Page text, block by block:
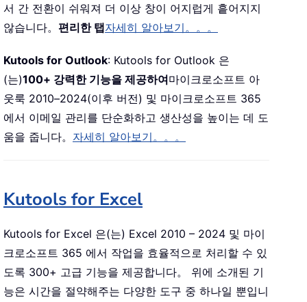
서 간 전환이 쉬워져 더 이상 창이 어지럽게 흩어지지
않습니다。 편리한 탭자세히 알아보기。。。
Kutools for Outlook: Kutools for Outlook 은
(는)100+ 강력한 기능을 제공하여마이크로소프트 아
웃룩 2010–2024(이후 버전) 및 마이크로소프트 365
에서 이메일 관리를 단순화하고 생산성을 높이는 데 도
움을 줍니다。 자세히 알아보기。。。
Kutools for Excel
Kutools for Excel 은(는) Excel 2010 – 2024 및 마이
크로소프트 365 에서 작업을 효율적으로 처리할 수 있
도록 300+ 고급 기능을 제공합니다。 위에 소개된 기
능은 시간을 절약해주는 다양한 도구 중 하나일 뿐입니